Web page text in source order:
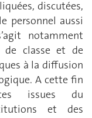
discutées,
personnel aussi
notamment
de classe et de
à la diffusion
A cette fin
issues du
et des